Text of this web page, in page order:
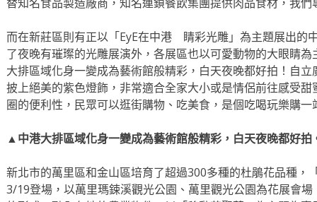
而在新莊區則有正以「EyE在中港 睛彩光雕」為主題展出的
了夜晚有璀璨的光雕展演外，各展區也以可愛動物的大眼睛
大排區域化身一變成為藝術館般精彩，白天夜晚都好拍！自
披上絕美的紫色燈飾，非常適合全家大小或是情侶前往感受
圈的便利性，民眾可以逛街購物、吃美食，是個吃喝玩樂購
▲中港大排區域化身一變成為藝術館般精彩，白天夜晚都好
新北市的萬里區和金山區培育了超過300多種的杜鵑花品種，
3/19登場，以萬里瑪鋉溪觀光公園、萬里觀光公園為花展會